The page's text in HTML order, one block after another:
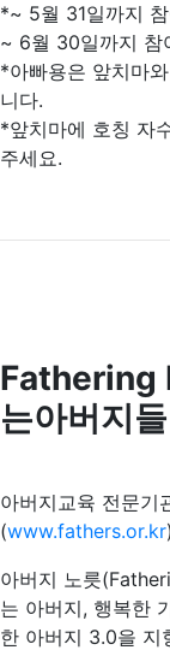
*~ 5월 31일까지
~ 6월 30일까지 참
*아빠용은 앞치마
니다.
*앞치마에 호칭 자
주세요.
Fathering
는아버지들
아버지교육 전문기
(www.fathers.or.kr
아버지 노릇
는 아버지, 행복한
한 아버지 3.0을 지